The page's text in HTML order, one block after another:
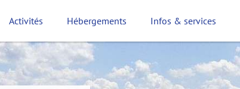
Activités
Hébergements Infos & services